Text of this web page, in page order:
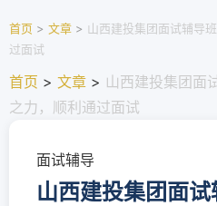
首页 > 文章 > 山西建投集团面试辅导
过面试
首页 > 文章 > 山西建投集团面
之力，顺利通过面试
面试辅导
山西建投集团面